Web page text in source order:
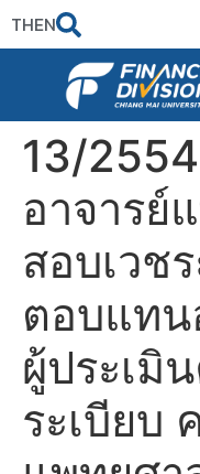
THEN
13/
อาจารย์
สอบเวช
ตอบแทน
ผู้ประเมิ
ระเบียบ